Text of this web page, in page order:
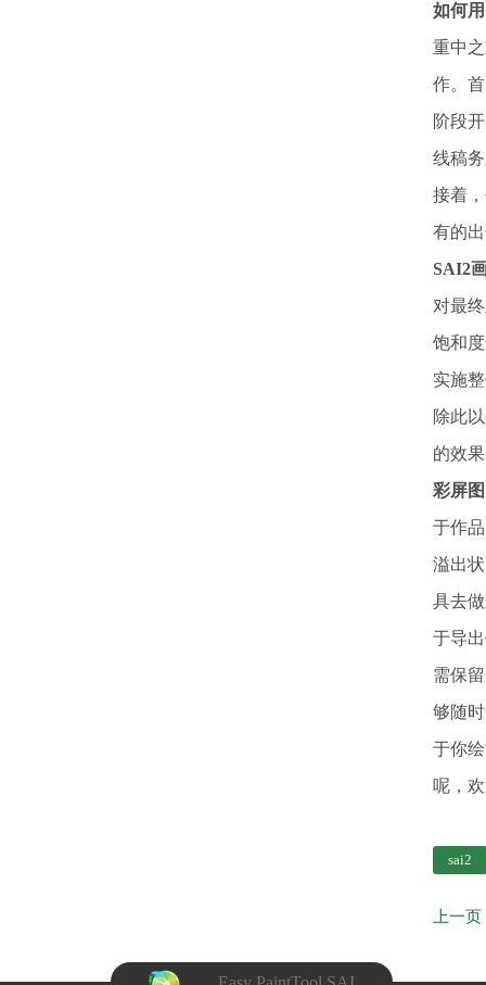
如何
重中
作。
阶段
线稿
接着
有的
SAI2
对最
饱和
实施
除此
的效
彩屏
于作
溢出
具去
于导
需保
够随
于你
呢，
sai2